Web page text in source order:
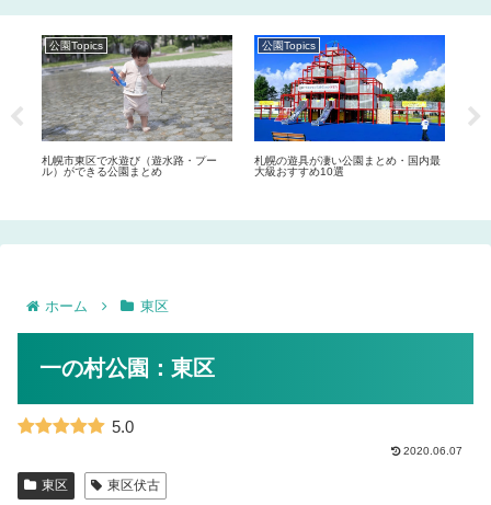
公園Topics
札幌市東区で水遊び（遊水路・プー
ル）ができる公園まとめ
公園Topics
札幌の遊具が凄い公園まとめ・国内最
大級おすすめ10選
ホーム 東区
一の村公園：東区
5.0
2020.06.07
東区 東区伏古